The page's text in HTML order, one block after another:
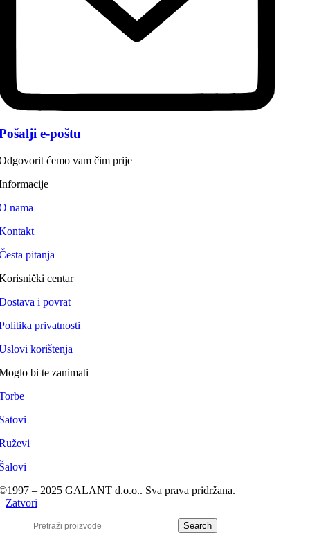
e-poštu
ćemo vam čim prije
nama
pitanja
centar
i povrat
privatnosti
korištenja
bi te zanimati
– 2025 GALANT d.o.o.. Sva prava pridržana.
Zatvori
Search